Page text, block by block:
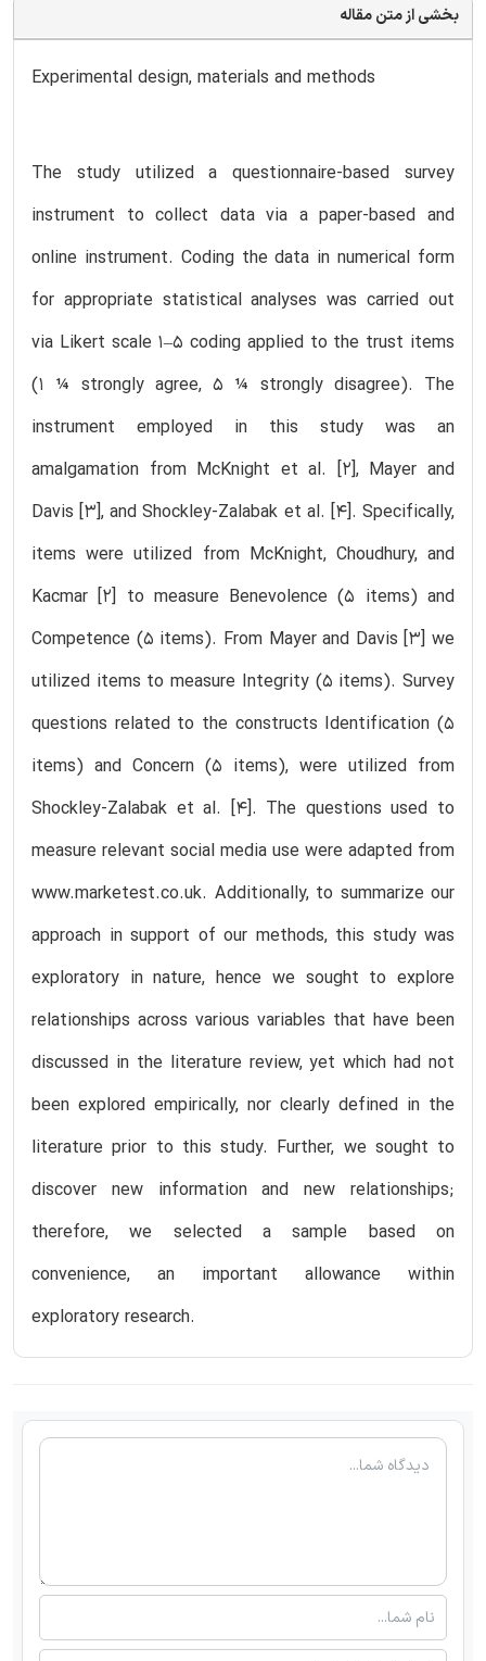
بخشی از متن مقاله
Experimental design, materials and methods
The study utilized a questionnaire-based survey
instrument to collect data via a paper-based and
online instrument. Coding the data in numerical form
for appropriate statistical analyses was carried out
via Likert scale 1–5 coding applied to the trust items
(1 ¼ strongly agree, 5 ¼ strongly disagree). The
instrument employed in this study was an
amalgamation from McKnight et al. [2], Mayer and
Davis [3], and Shockley-Zalabak et al. [4]. Specifically,
items were utilized from McKnight, Choudhury, and
Kacmar [2] to measure Benevolence (5 items) and
Competence (5 items). From Mayer and Davis [3] we
utilized items to measure Integrity (5 items). Survey
questions related to the constructs Identification (5
items) and Concern (5 items), were utilized from
Shockley-Zalabak et al. [4]. The questions used to
measure relevant social media use were adapted from
www.marketest.co.uk. Additionally, to summarize our
approach in support of our methods, this study was
exploratory in nature, hence we sought to explore
relationships across various variables that have been
discussed in the literature review, yet which had not
been explored empirically, nor clearly defined in the
literature prior to this study. Further, we sought to
discover new information and new relationships;
therefore, we selected a sample based on
convenience, an important allowance within
exploratory research.